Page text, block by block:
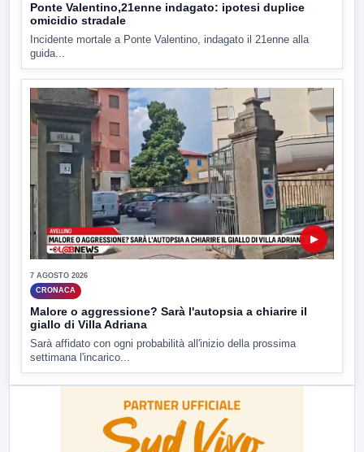
Ponte Valentino,21enne indagato: ipotesi duplice
omicidio stradale
Incidente mortale a Ponte Valentino, indagato il 21enne alla
guida...
▶
7 AGOSTO 2026
CRONACA
Malore o aggressione? Sarà l'autopsia a chiarire il
giallo di Villa Adriana
Sarà affidato con ogni probabilità all'inizio della prossima
settimana l'incarico...